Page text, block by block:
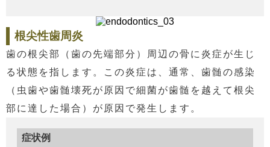
根尖性歯周炎
歯の根尖部（歯の先端部分）周辺の骨に炎症が生じ
る状態を指します。この炎症は、通常、歯髄の感染
（虫歯や歯髄壊死が原因で細菌が歯髄を越えて根尖
部に達した場合）が原因で発生します。
症状例